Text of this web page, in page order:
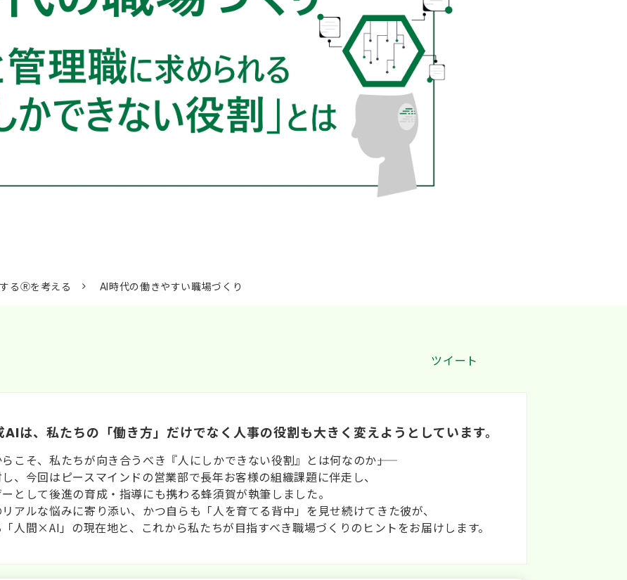
るⓇを考える AI時代の働きやすい職場づくり
ツイート
は、私たちの「働き方」だけでなく人事の役割も大きく変えようとしています。
こそ、私たちが向き合うべき『人にしかできない役割』とは何なのか――」
、今回はピースマインドの営業部で長年お客様の組織課題に伴走し、
として後進の育成・指導にも携わる蜂須賀が執筆しました。
アルな悩みに寄り添い、かつ自らも「人を育てる背中」を見せ続けてきた彼が、
人間×AI」の現在地と、これから私たちが目指すべき職場づくりのヒントをお届けします。